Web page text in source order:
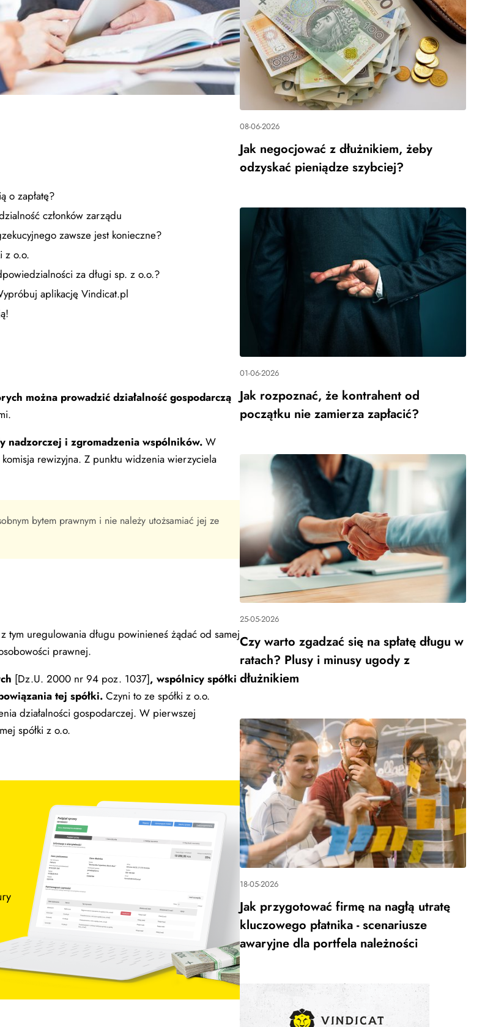
o zapłatę?
członków zarządu
zawsze jest konieczne?
z o.o.
za długi sp. z o.o.?
aplikację Vindicat.pl
można prowadzić działalność gospodarczą
nadzorczej i zgromadzenia wspólników. W
rewizyjna. Z punktu widzenia wierzyciela
bytem prawnym i nie należy utożsamiać jej ze
tym uregulowania długu powinieneś żądać od samej
prawnej.
[Dz.U. 2000 nr 94 poz. 1037], wspólnicy spółki
tej spółki. Czyni to ze spółki z o.o.
działalności gospodarczej. W pierwszej
spółki z o.o.
08-06-2026
Jak negocjować z dłużnikiem, żeby
odzyskać pieniądze szybciej?
01-06-2026
Jak rozpoznać, że kontrahent od
początku nie zamierza zapłacić?
25-05-2026
Czy warto zgadzać się na spłatę długu w
ratach? Plusy i minusy ugody z
dłużnikiem
18-05-2026
Jak przygotować firmę na nagłą utratę
kluczowego płatnika - scenariusze
awaryjne dla portfela należności